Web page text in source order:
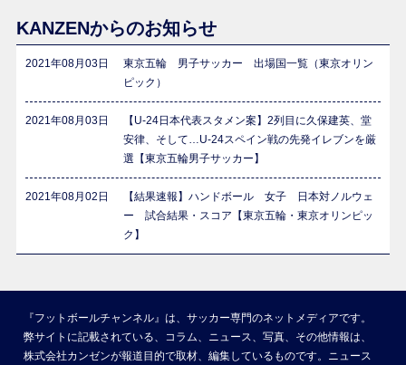
KANZENからのお知らせ
2021年08月03日
東京五輪 男子サッカー 出場国一覧（東京オリン
ピック）
2021年08月03日
【U-24日本代表スタメン案】2列目に久保建英、堂
安律、そして…U-24スペイン戦の先発イレブンを厳
選【東京五輪男子サッカー】
2021年08月02日
【結果速報】ハンドボール 女子 日本対ノルウェ
ー 試合結果・スコア【東京五輪・東京オリンピッ
ク】
『フットボールチャンネル』は、サッカー専門のネットメディアです。
弊サイトに記載されている、コラム、ニュース、写真、その他情報は、
株式会社カンゼンが報道目的で取材、編集しているものです。ニュース